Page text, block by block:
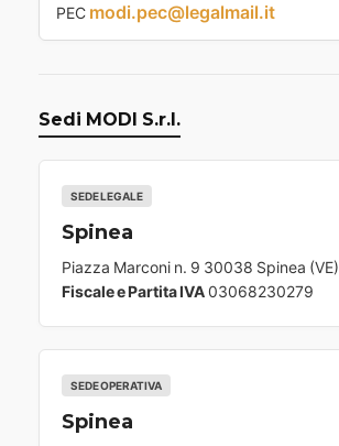
PEC modi.pec@legalmail.it
Sedi MODI S.r.l.
SEDE LEGALE
Spinea
Piazza Marconi n. 9 30038 Spinea (VE)
Fiscale e Partita IVA03068230279
SEDE OPERATIVA
Spinea